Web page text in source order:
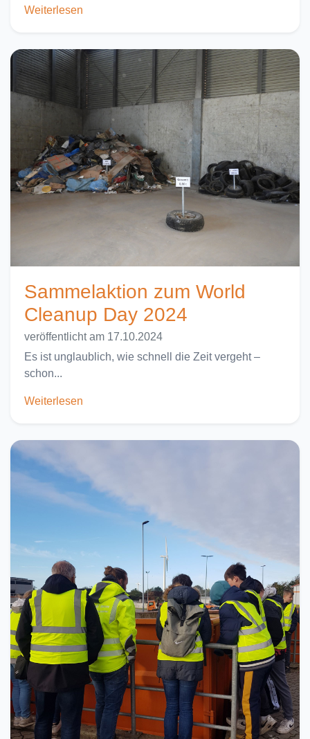
Weiterlesen
Sammelaktion zum World
Cleanup Day 2024
veröffentlicht am 17.10.2024
Es ist unglaublich, wie schnell die Zeit vergeht –
schon...
Weiterlesen